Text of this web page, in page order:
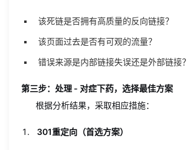
该死链是否拥有高质量的反向链接？
该页面过去是否有可观的流量？
错误来源是内部链接失误还是外部链接？
第三步：处理 - 对症下药，选择最佳方案
根据分析结果，采取相应措施：
301重定向（首选方案）